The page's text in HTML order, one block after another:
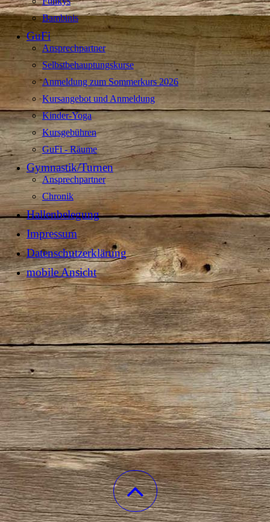
Bambinis
GuFi
Ansprechpartner
Selbstbehauptungskurse
Anmeldung zum Sommerkurs 2026
Kursangebot und Anmeldung
Kinder-Yoga
Kursgebühren
GuFi - Räume
Gymnastik/Turnen
Ansprechpartner
Chronik
Hallenbelegung
Impressum
Datenschutzerklärung
mobile Ansicht